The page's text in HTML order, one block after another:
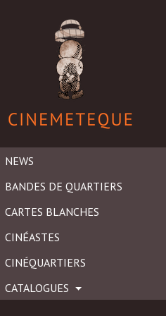
NEWS
BANDES DE QUARTIERS
CARTES BLANCHES
CINÉASTES
CINÉQUARTIERS
CATALOGUES